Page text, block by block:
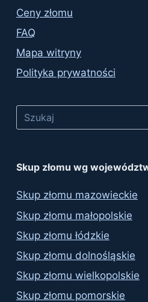
Ceny złomu
FAQ
Mapa witryny
Polityka prywatności
Skup złomu wg
Skup złomu mazowieckie
Skup złomu małopolskie
Skup złomu łódzkie
Skup złomu dolnośląskie
Skup złomu wielkopolskie
Skup złomu pomorskie